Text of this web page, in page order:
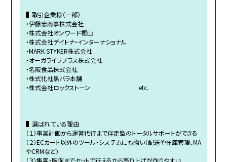
▌取引企業様（一部）
・伊藤忠商事株式会社
・株式会社オンワード樫山
・株式会社デイトナ・インターナショナル
・MARK STYKER株式会社
・オーガライフプラス株式会社
・名阪食品株式会社
・株式化社黒バラ本舗
・株式会社ロックストーン etc.
▌選ばれている理由
（１）事業計画から運営代行まで伴走型のトータルサポートができる
（２）ECカート以外のツール・システムにも強い（配送や在庫管理、MA
やCRMなど）